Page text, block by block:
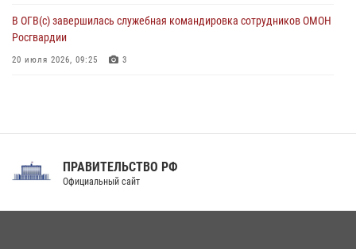
В ОГВ(с) завершилась служебная командировка сотрудников ОМОН
Росгвардии
20 июля 2026, 09:25 3
Праздник «Один день с Росгвардией» к 105-летию Центрального
ПРАВИТЕЛЬСТВО РФ
Официальный сайт